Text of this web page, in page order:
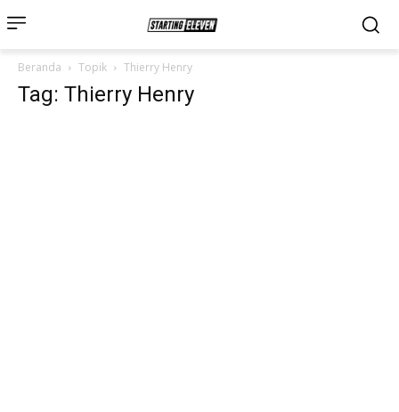
Beranda Topik Thierry Henry
Tag: Thierry Henry